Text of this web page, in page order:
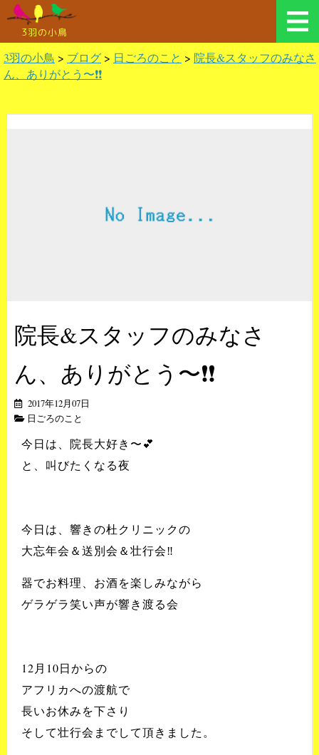
3羽の小鳥
3羽の小鳥 > ブログ > 日ごろのこと > 院長&スタッフのみなさ
ん、ありがとう〜❗️❗️
院長&スタッフのみなさ
ん、ありがとう〜❗️❗️
2017年12月07日
日ごろのこと
今日は、院長大好き〜💕
と、叫びたくなる夜
今日は、響きの杜クリニックの
大忘年会＆送別会＆壮行会‼️
器でお料理、お酒を楽しみながら
ゲラゲラ笑い声が響き渡る会
12月10日からの
アフリカへの渡航で
長いお休みを下さり
そして壮行会までして頂きました。